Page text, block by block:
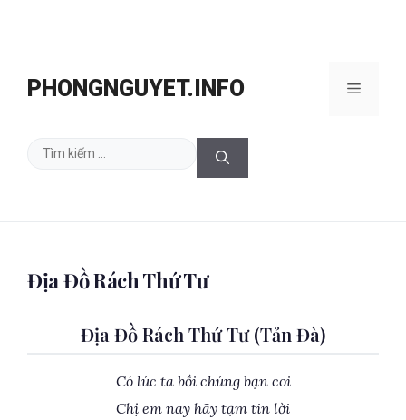
PHONGNGUYET.INFO Menu
Tìm
Địa Đồ Rách Thứ Tư
Địa Đồ Rách Thứ Tư (Tản Đà)
Có lúc ta bồi chúng bạn coi
Chị em nay hãy tạm tin lời